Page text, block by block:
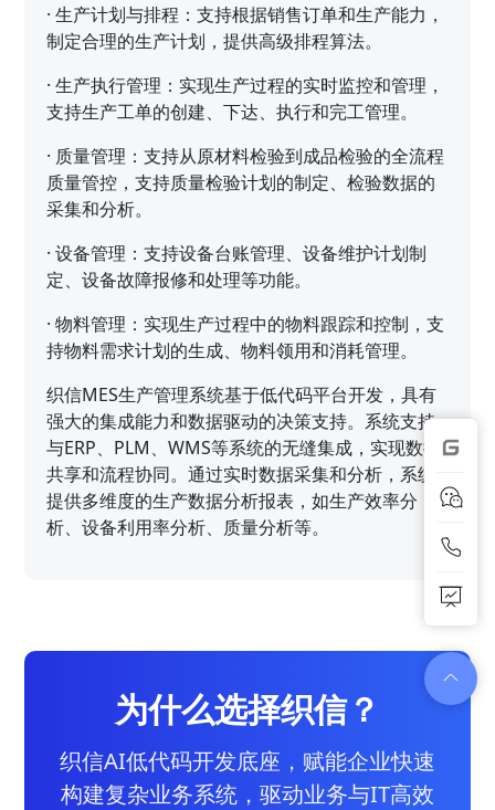
·生产计划与排程：支持根据销售订单和生产能力，
制定合理的生产计划，提供高级排程算法。
·生产执行管理：实现生产过程的实时监控和管理，
支持生产工单的创建、下达、执行和完工管理。
· 质量管理：支持从原材料检验到成品检验的全流程
质量管控，支持质量检验计划的制定、检验数据的
采集和分析。
·设备管理：支持设备台账管理、设备维护计划制
定、设备故障报修和处理等功能。
·物料管理：实现生产过程中的物料跟踪和控制，支
持物料需求计划的生成、物料领用和消耗管理。
织信MES生产管理系统基于低代码平台开发，具有
强大的集成能力和数据驱动的决策支持。系统支持
与ERP、PLM、WMS等系统的无缝集成，实现数据
共享和流程协同。通过实时数据采集和分析，系统
提供多维度的生产数据分析报表，如生产效率分
析、设备利用率分析、质量分析等。
为什么选择织信？
织信AI低代码开发底座，赋能企业快速
构建复杂业务系统，驱动业务与IT高效